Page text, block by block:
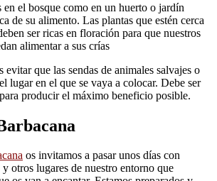
el bosque como en un huerto o jardín
de su alimento. Las plantas que estén cerca
ser ricas en floración para que nuestros
alimentar a sus crías
que las sendas de animales salvajes o
lugar en el que se vaya a colocar. Debe ser
producir el máximo beneficio posible.
os invitamos a pasar unos días con
otros lugares de nuestro entorno que